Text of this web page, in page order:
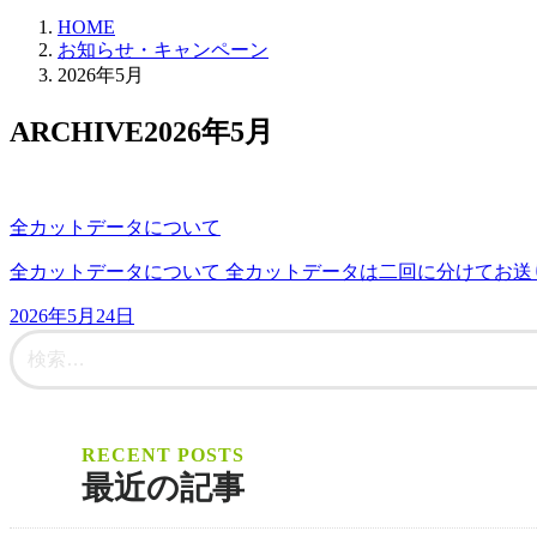
HOME
お知らせ・キャンペーン
2026年5月
ARCHIVE2026年5月
全カットデータについて
全カットデータについて 全カットデータは二回に分けてお
2026年5月24日
最近の記事